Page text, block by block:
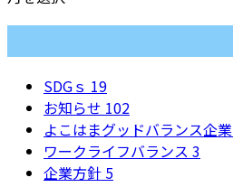
SDGｓ 19
お知らせ 102
よこはまグッドバランス企業
ワークライフバランス 3
企業方針 5